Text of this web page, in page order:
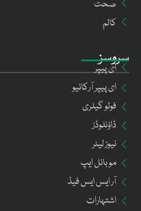
سروسز
ای پیپر
ای پیپر آرکائیو
فوٹو گیلری
ڈاؤنلوڈز
نیوز لیٹر
موبائل ایپ
آر ایس ایس فیڈ
اشتہارات
صحت
کالم